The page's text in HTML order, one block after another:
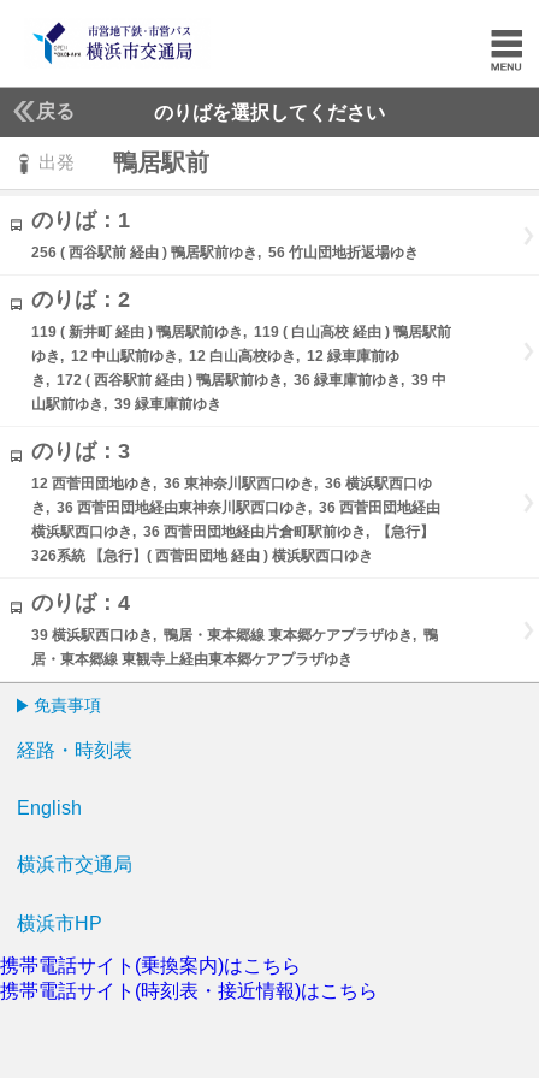
戻る のりばを選択してください
出発 鴨居駅前
のりば：1
256 ( 西谷駅前 経由 ) 鴨居駅前ゆき, 56 竹山団地折返場ゆき
のりば：2
119 ( 新井町 経由 ) 鴨居駅前ゆき, 119 ( 白山高校 経由 ) 鴨居駅前
ゆき, 12 中山駅前ゆき, 12 白山高校ゆき, 12 緑車庫前ゆ
き, 172 ( 西谷駅前 経由 ) 鴨居駅前ゆき, 36 緑車庫前ゆき, 39 中
山駅前ゆき, 39 緑車庫前ゆき
のりば：3
12 西菅田団地ゆき, 36 東神奈川駅西口ゆき, 36 横浜駅西口ゆ
き, 36 西菅田団地経由東神奈川駅西口ゆき, 36 西菅田団地経由
横浜駅西口ゆき, 36 西菅田団地経由片倉町駅前ゆき, 【急行】
326系統 【急行】( 西菅田団地 経由 ) 横浜駅西口ゆき
のりば：4
39 横浜駅西口ゆき, 鴨居・東本郷線 東本郷ケアプラザゆき, 鴨
居・東本郷線 東観寺上経由東本郷ケアプラザゆき
免責事項
経路・時刻表
English
横浜市交通局
横浜市HP
携帯電話サイト(乗換案内)はこちら
携帯電話サイト(時刻表・接近情報)はこちら